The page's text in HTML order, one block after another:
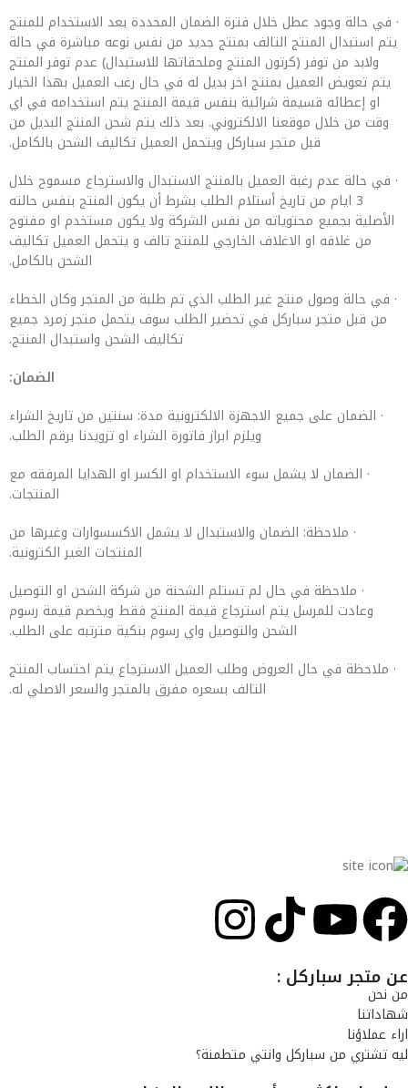
· في حالة وجود عطل خلال فترة الضمان المحددة بعد الاستخدام للمنتج
يتم استبدال المنتج التالف بمنتج جديد من نفس نوعه مباشرة في حالة
ولابد من توفر (كرتون المنتج وملحقاتها للاستبدال) عدم توفر المنتج
يتم تعويض العميل بمنتج اخر بديل له في حال رغب العميل بهذا الخيار
او إعطائه قسيمة شرائية بنفس قيمة المنتج يتم استخدامه في اي
وقت من خلال موقعنا الالكتروني. بعد ذلك يتم شحن المنتج البديل من
قبل متجر سباركل ويتحمل العميل تكاليف الشحن بالكامل.
· في حالة عدم رغبة العميل بالمنتج الاستبدال والاسترجاع مسموح خلال
3 ايام من تاريخ أستلام الطلب بشرط أن يكون المنتج بنفس حالته
الأصلية بجميع محتوياته من نفس الشركة ولا يكون مستخدم او مفتوح
من غلافه او الاغلاف الخارجي للمنتج تالف و يتحمل العميل تكاليف
الشحن بالكامل.
· في حالة وصول منتج غير الطلب الذي تم طلبة من المتجر وكان الخطاء
من قبل متجر سباركل في تحضير الطلب سوف يتحمل متجر زمرد جميع
تكاليف الشحن واستبدال المنتج.
الضمان:
· الضمان على جميع الاجهزة الالكترونية مدة: سنتين من تاريخ الشراء
ويلزم ابراز فاتورة الشراء او تزويدنا برقم الطلب.
· الضمان لا يشمل سوء الاستخدام او الكسر او الهدايا المرفقه مع
المنتجات.
· ملاحظة: الضمان والاستبدال لا يشمل الاكسسوارات وغيرها من
المنتجات الغير الكترونية.
· ملاحظة في حال لم تستلم الشحنة من شركة الشحن او التوصيل
وعادت للمرسل يتم استرجاع قيمة المنتج فقط ويخصم قيمة رسوم
الشحن والتوصيل واي رسوم بنكية مترتبه على الطلب.
· ملاحظة في حال العروض وطلب العميل الاسترجاع يتم احتساب المنتج
التالف بسعره مفرق بالمتجر والسعر الاصلي له.
عن متجر سباركل :
من نحن
شهاداتنا
اراء عملاؤنا
ليه تشتري من سباركل وانتي متطمنة؟